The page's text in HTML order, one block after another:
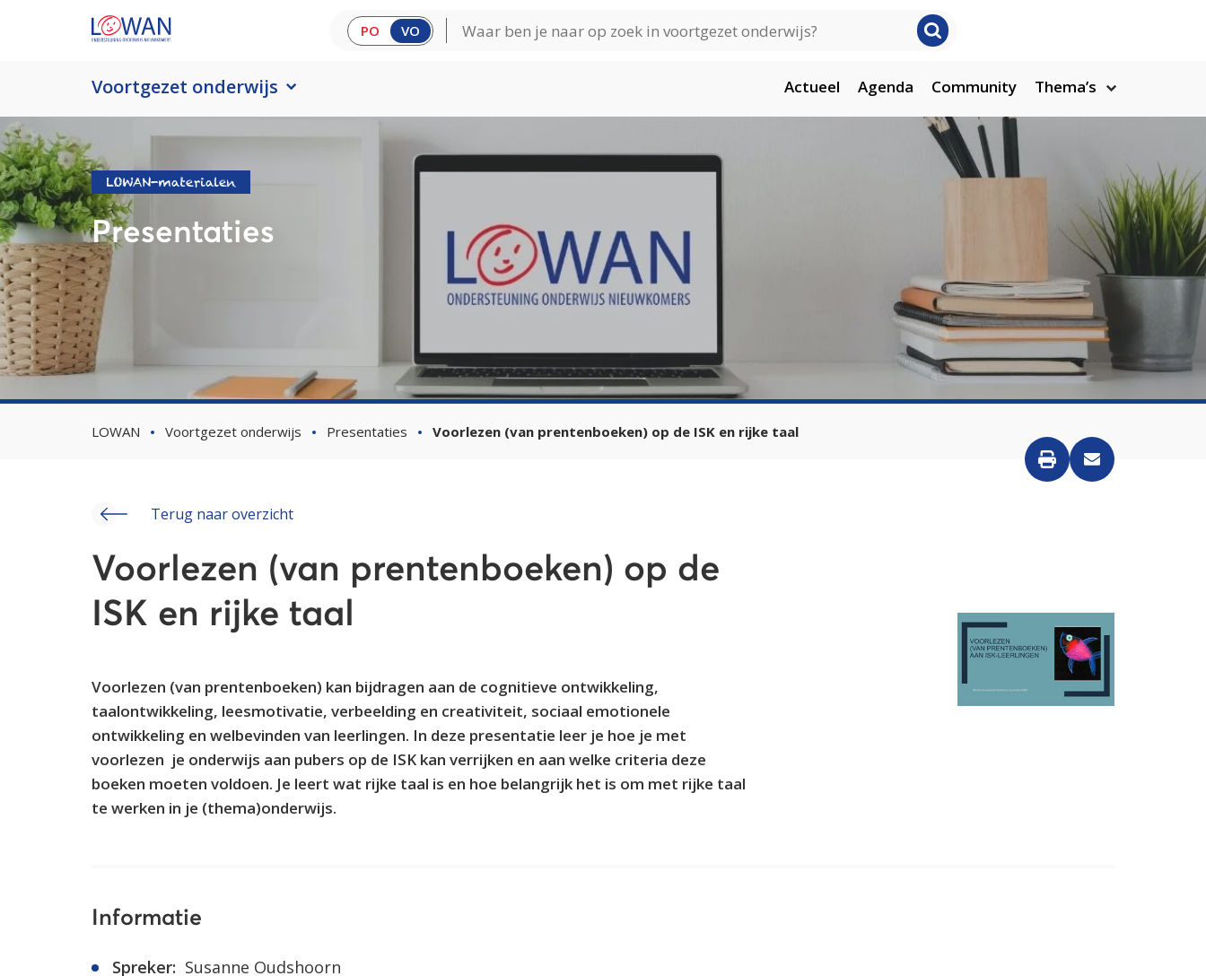
PO VO
Voortgezet onderwijs Actueel Agenda Community Thema’s
LOWAN-materialen
Presentaties
LOWAN Voortgezet onderwijs Presentaties Voorlezen (van prentenboeken) op de ISK en rijke taal
Terug naar overzicht
Voorlezen (van prentenboeken) op de
ISK en rijke taal
Voorlezen (van prentenboeken) kan bijdragen aan de cognitieve ontwikkeling,
taalontwikkeling, leesmotivatie, verbeelding en creativiteit, sociaal emotionele
ontwikkeling en welbevinden van leerlingen. In deze presentatie leer je hoe je met
voorlezen je onderwijs aan pubers op de ISK kan verrijken en aan welke criteria deze
boeken moeten voldoen. Je leert wat rijke taal is en hoe belangrijk het is om met rijke taal
te werken in je (thema)onderwijs.
Informatie
Spreker: Susanne Oudshoorn